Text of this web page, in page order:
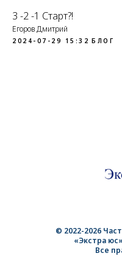
3 -2 -1 Старт?!
Егоров Дмитрий
2024-07-29 15:32 БЛОГ
© 2022-2026
«Экстра
Все